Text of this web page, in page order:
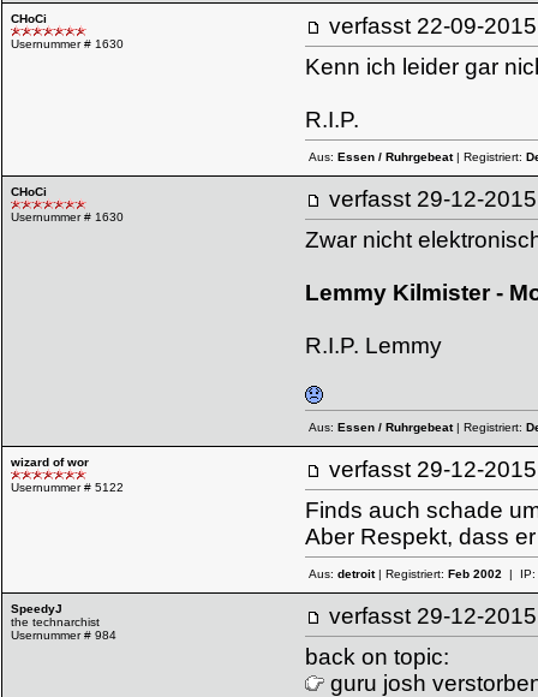
CHoCi
Usernummer # 1630
verfasst 22-09-
Kenn ich leider gar
R.I.P.
Aus: Essen / Ruhrgebeat| Registriert:
CHoCi
Usernummer # 1630
verfasst 29-12-
Zwar nicht
Lemmy Kilmister -
R.I.P. Lemmy
Aus: Essen / Ruhrgebeat| Registriert:
wizard of wor
Usernummer # 5122
verfasst 29-12-
Finds auch schade
Aber Respekt, dass
Aus: detroit| Registriert: Feb 2002 | IP:
SpeedyJ
the technarchist
Usernummer # 984
verfasst 29-12-
back on topic:
guru josh